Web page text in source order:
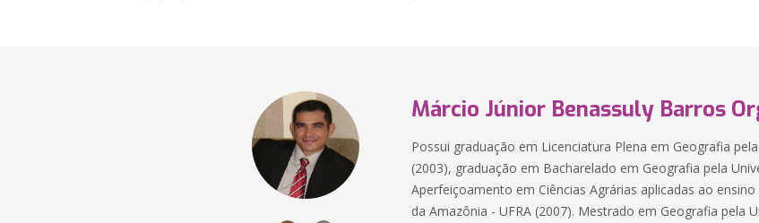
Márcio Júnior Benassuly Barros
Possui graduação em Licenciatura Plena em Geografia
(2003), graduação em Bacharelado em Geografia pela
Aperfeiçoamento em Ciências Agrárias aplicadas ao
da Amazônia - UFRA (2007). Mestrado em Geografia pela